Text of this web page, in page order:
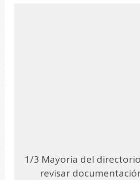
1/3 Mayoría del
revisar